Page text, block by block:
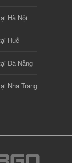
Hà Nội
Huế
Đà Nẵng
Nha Trang